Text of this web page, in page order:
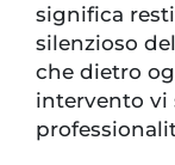
significa
silenzioso
che dietro
intervento vi